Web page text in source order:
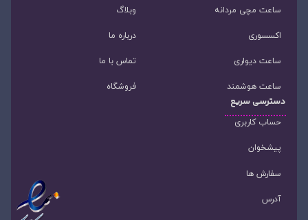
ساعت مچی مردانه
اکسسوری
ساعت دیواری
ساعت هوشمند
وبلاگ
درباره ما
تماس با ما
فروشگاه
دسترسی سریع
حساب کاربری
پیشخوان
سفارش ها
آدرس